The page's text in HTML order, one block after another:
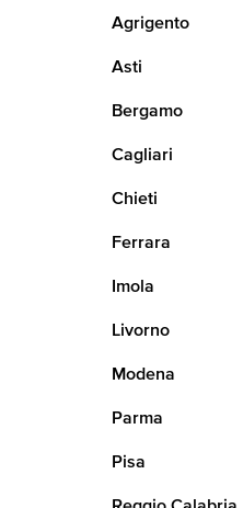
Agrigento
Asti
Bergamo
Cagliari
Chieti
Ferrara
Imola
Livorno
Modena
Parma
Pisa